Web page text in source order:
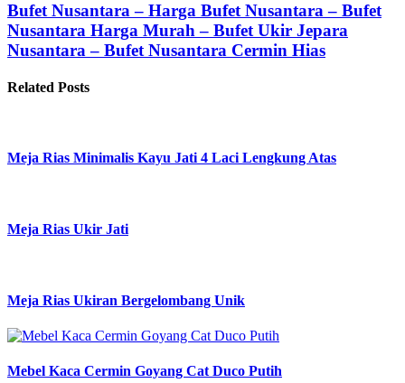
Bufet Nusantara – Harga Bufet Nusantara – Bufet
Nusantara Harga Murah – Bufet Ukir Jepara
Nusantara – Bufet Nusantara Cermin Hias
Related Posts
Meja Rias Minimalis Kayu Jati 4 Laci Lengkung Atas
Meja Rias Ukir Jati
Meja Rias Ukiran Bergelombang Unik
Mebel Kaca Cermin Goyang Cat Duco Putih